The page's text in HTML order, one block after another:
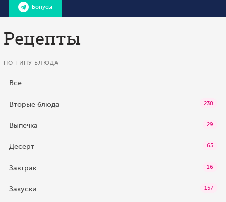
Бонусы
Рецепты
ПО ТИПУ БЛЮДА
Все
Вторые блюда 230
Выпечка 29
Десерт 65
Завтрак 16
Закуски 157